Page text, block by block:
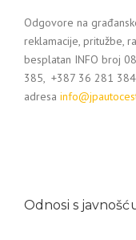
Odgovore na
reklamacije, pritužbe,
besplatan INFO broj
385, +387 36 281
adresa
Odnosi s